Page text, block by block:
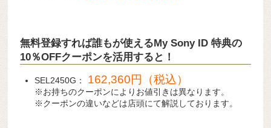
無料登録すれば誰もが使えるMy Sony ID 特典の
10％OFFクーポンを活用すると！
SEL2450G： 162,360円（税込）
※お持ちのクーポンによりお値引きは異なります。
※クーポンの違いなどは店頭にて解説しております。